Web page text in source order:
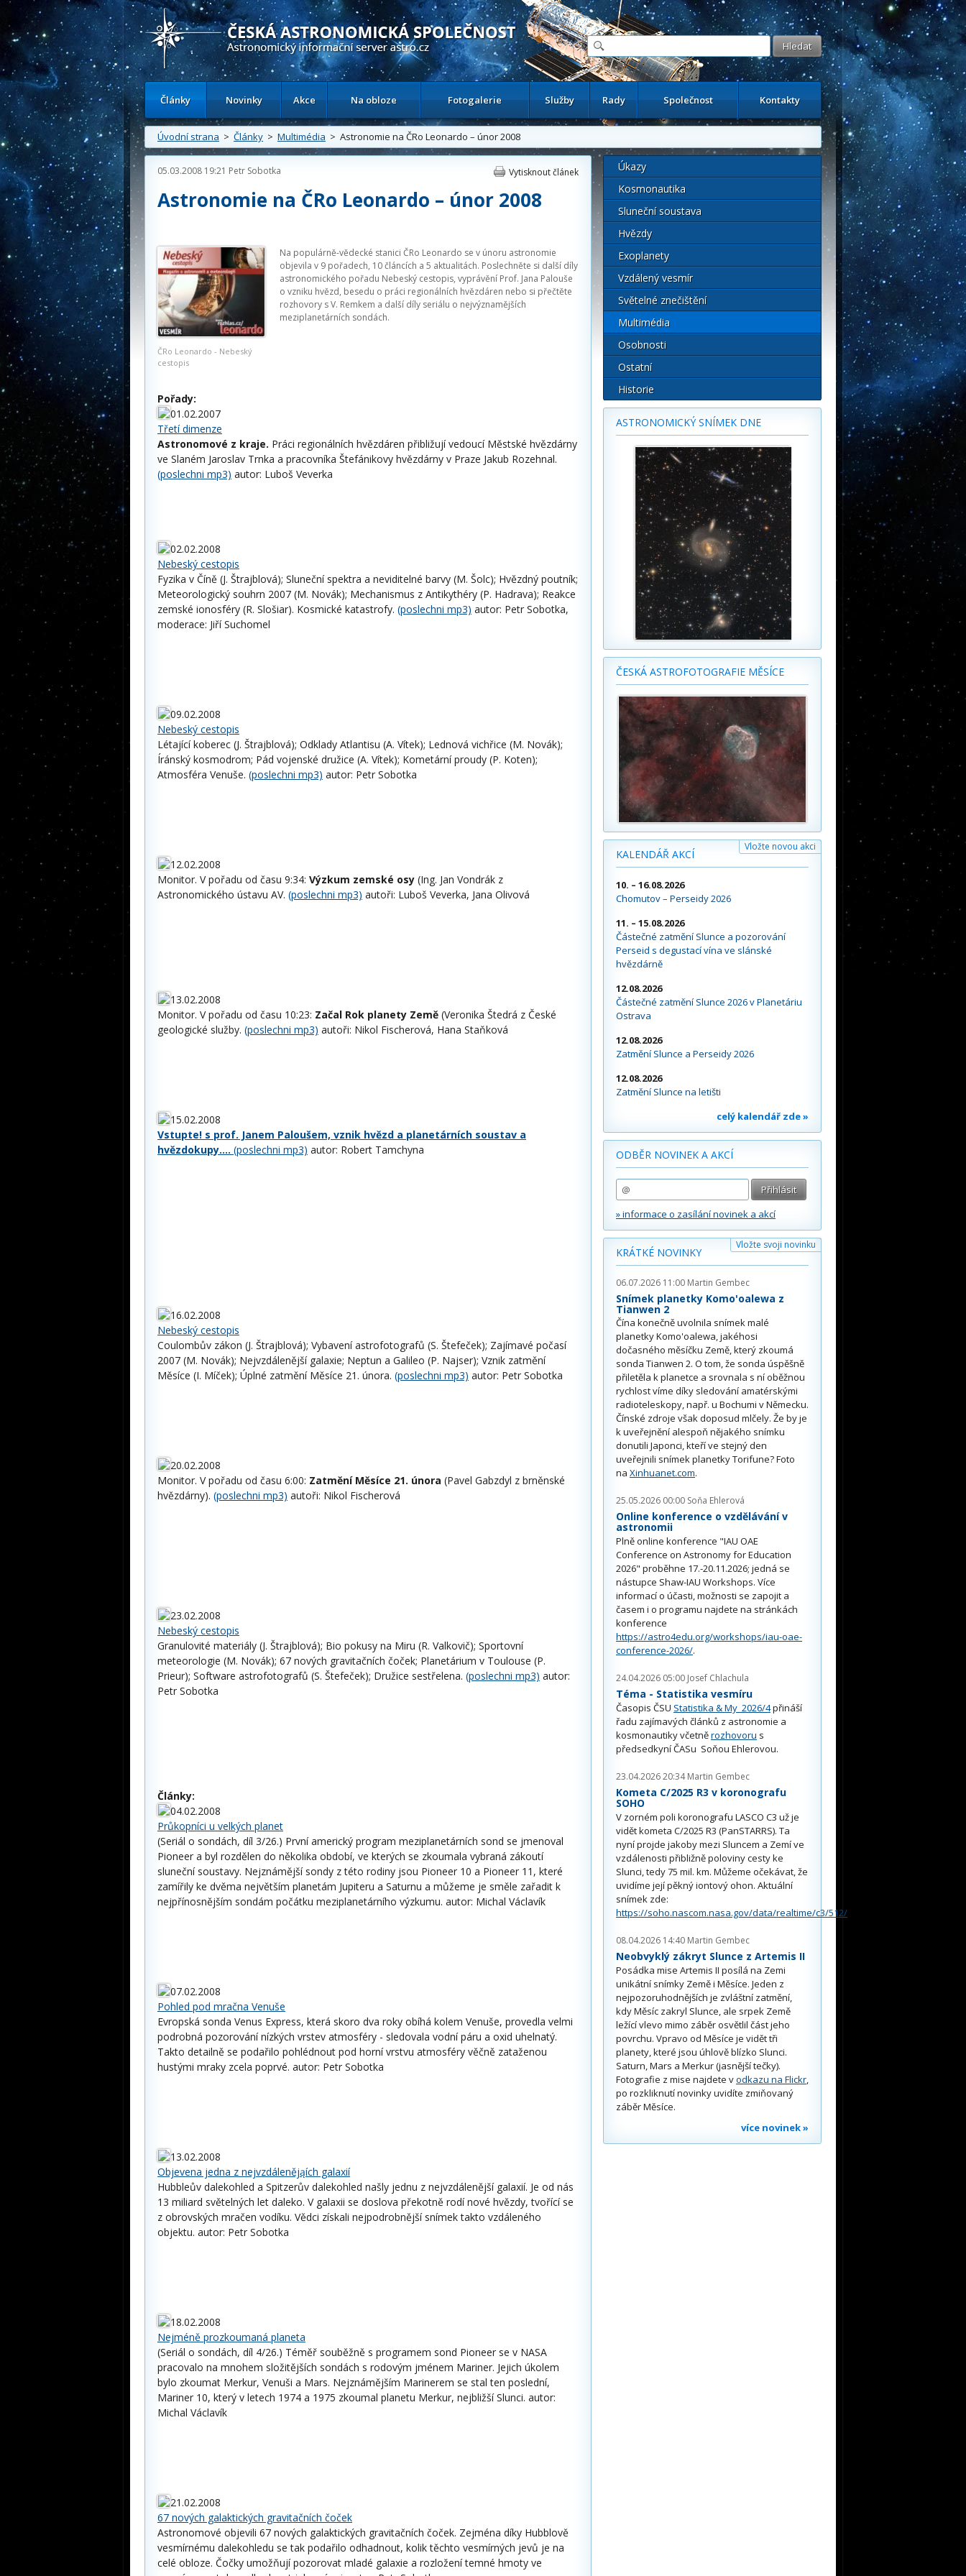
Česká astronomická společnost - Informační astronomický server
Články Novinky Akce Na obloze Fotogalerie Služby Rady Společnost Kontakty
Úvodní strana > Články > Multimédia > Astronomie na ČRo Leonardo – únor 2008
05.03.2008 19:21 Petr Sobotka Vytisknout článek
Astronomie na ČRo Leonardo – únor 2008
ČRo Leonardo - Nebeský
cestopis
Na populárně-vědecké stanici ČRo Leonardo se v únoru astronomie
objevila v 9 pořadech, 10 článcích a 5 aktualitách. Poslechněte si další díly
astronomického pořadu Nebeský cestopis, vyprávění Prof. Jana Palouše
o vzniku hvězd, besedu o práci regionálních hvězdáren nebo si přečtěte
rozhovory s V. Remkem a další díly seriálu o nejvýznamějších
meziplanetárních sondách.
Pořady:
01.02.2007
Třetí dimenze
Astronomové z kraje. Práci regionálních hvězdáren přibližují vedoucí Městské hvězdárny
ve Slaném Jaroslav Trnka a pracovníka Štefánikovy hvězdárny v Praze Jakub Rozehnal.
(poslechni mp3) autor: Luboš Veverka
02.02.2008
Nebeský cestopis
Fyzika v Číně (J. Štrajblová); Sluneční spektra a neviditelné barvy (M. Šolc); Hvězdný poutník;
Meteorologický souhrn 2007 (M. Novák); Mechanismus z Antikythéry (P. Hadrava); Reakce
zemské ionosféry (R. Slošiar). Kosmické katastrofy. (poslechni mp3) autor: Petr Sobotka,
moderace: Jiří Suchomel
09.02.2008
Nebeský cestopis
Létající koberec (J. Štrajblová); Odklady Atlantisu (A. Vítek); Lednová vichřice (M. Novák);
Íránský kosmodrom; Pád vojenské družice (A. Vítek); Kometární proudy (P. Koten);
Atmosféra Venuše. (poslechni mp3) autor: Petr Sobotka
12.02.2008
Monitor. V pořadu od času 9:34: Výzkum zemské osy (Ing. Jan Vondrák z
Astronomického ústavu AV. (poslechni mp3) autoři: Luboš Veverka, Jana Olivová
13.02.2008
Monitor. V pořadu od času 10:23: Začal Rok planety Země (Veronika Štedrá z České
geologické služby. (poslechni mp3) autoři: Nikol Fischerová, Hana Staňková
15.02.2008
Vstupte! s prof. Janem Paloušem, vznik hvězd a planetárních soustav a
hvězdokupy.... (poslechni mp3) autor: Robert Tamchyna
16.02.2008
Nebeský cestopis
Coulombův zákon (J. Štrajblová); Vybavení astrofotografů (S. Štefeček); Zajímavé počasí
2007 (M. Novák); Nejvzdálenější galaxie; Neptun a Galileo (P. Najser); Vznik zatmění
Měsíce (I. Míček); Úplné zatmění Měsíce 21. února. (poslechni mp3) autor: Petr Sobotka
20.02.2008
Monitor. V pořadu od času 6:00: Zatmění Měsíce 21. února (Pavel Gabzdyl z brněnské
hvězdárny). (poslechni mp3) autoři: Nikol Fischerová
23.02.2008
Nebeský cestopis
Granulovité materiály (J. Štrajblová); Bio pokusy na Miru (R. Valkovič); Sportovní
meteorologie (M. Novák); 67 nových gravitačních čoček; Planetárium v Toulouse (P.
Prieur); Software astrofotografů (S. Štefeček); Družice sestřelena. (poslechni mp3) autor:
Petr Sobotka
Články:
04.02.2008
Průkopníci u velkých planet
(Seriál o sondách, díl 3/26.) První americký program meziplanetárních sond se jmenoval
Pioneer a byl rozdělen do několika období, ve kterých se zkoumala vybraná zákoutí
sluneční soustavy. Nejznámější sondy z této rodiny jsou Pioneer 10 a Pioneer 11, které
zamířily ke dvěma největším planetám Jupiteru a Saturnu a můžeme je směle zařadit k
nejpřínosnějším sondám počátku meziplanetárního výzkumu. autor: Michal Václavík
07.02.2008
Pohled pod mračna Venuše
Evropská sonda Venus Express, která skoro dva roky obíhá kolem Venuše, provedla velmi
podrobná pozorování nízkých vrstev atmosféry - sledovala vodní páru a oxid uhelnatý.
Takto detailně se podařilo pohlédnout pod horní vrstvu atmosféry věčně zataženou
hustými mraky zcela poprvé. autor: Petr Sobotka
13.02.2008
Objevena jedna z nejvzdálenějąích galaxií
Hubbleův dalekohled a Spitzerův dalekohled našly jednu z nejvzdálenější galaxií. Je od nás
13 miliard světelných let daleko. V galaxii se doslova překotně rodí nové hvězdy, tvořící se
z obrovských mračen vodíku. Vědci získali nejpodrobnější snímek takto vzdáleného
objektu. autor: Petr Sobotka
18.02.2008
Nejméně prozkoumaná planeta
(Seriál o sondách, díl 4/26.) Téměř souběžně s programem sond Pioneer se v NASA
pracovalo na mnohem složitějších sondách s rodovým jménem Mariner. Jejich úkolem
bylo zkoumat Merkur, Venuši a Mars. Nejznámějším Marinerem se stal ten poslední,
Mariner 10, který v letech 1974 a 1975 zkoumal planetu Merkur, nejbližší Slunci. autor:
Michal Václavík
21.02.2008
67 nových galaktických gravitačních čoček
Astronomové objevili 67 nových galaktických gravitačních čoček. Zejména díky Hubblově
vesmírnému dalekohledu se tak podařilo odhadnout, kolik těchto vesmírných jevů je na
celé obloze. Čočky umožňují pozorovat mladé galaxie a rozložení temné hmoty ve
Úkazy
Kosmonautika
Sluneční soustava
Hvězdy
Exoplanety
Vzdálený vesmír
Světelné znečištění
Multimédia
Osobnosti
Ostatní
Historie
ASTRONOMICKÝ SNÍMEK DNE
ČESKÁ ASTROFOTOGRAFIE MĚSÍCE
KALENDÁŘ AKCÍ
Vložte novou akci
10. – 16.08.2026
Chomutov – Perseidy 2026
11. – 15.08.2026
Částečné zatmění Slunce a pozorování
Perseid s degustací vína ve slánské
hvězdárně
12.08.2026
Částečné zatmění Slunce 2026 v Planetáriu
Ostrava
12.08.2026
Zatmění Slunce a Perseidy 2026
12.08.2026
Zatmění Slunce na letišti
celý kalendář zde »
ODBĚR NOVINEK A AKCÍ
» informace o zasílání novinek a akcí
Vložte svoji novinku
KRÁTKÉ NOVINKY
06.07.2026 11:00 Martin Gembec
Snímek planetky Komo'oalewa z
Tianwen 2
Čína konečně uvolnila snímek malé
planetky Komo'oalewa, jakéhosi
dočasného měsíčku Země, který zkoumá
sonda Tianwen 2. O tom, že sonda úspěšně
přiletěla k planetce a srovnala s ní oběžnou
rychlost víme díky sledování amatérskými
radioteleskopy, např. u Bochumi v Německu.
Čínské zdroje však doposud mlčely. Že by je
k uveřejnění alespoň nějakého snímku
donutili Japonci, kteří ve stejný den
uveřejnili snímek planetky Torifune? Foto
na Xinhuanet.com.
25.05.2026 00:00 Soňa Ehlerová
Online konference o vzdělávání v
astronomii
Plně online konference "IAU OAE
Conference on Astronomy for Education
2026" proběhne 17.-20.11.2026; jedná se
nástupce Shaw-IAU Workshops. Více
informací o účasti, možnosti se zapojit a
časem i o programu najdete na stránkách
konference
https://astro4edu.org/workshops/iau-oae-
conference-2026/.
24.04.2026 05:00 Josef Chlachula
Téma - Statistika vesmíru
Časopis ČSU Statistika & My 2026/4přináší
řadu zajímavých článků z astronomie a
kosmonautiky včetněrozhovoru s
předsedkyní ČASu Soňou Ehlerovou.
23.04.2026 20:34 Martin Gembec
Kometa C/2025 R3 v koronografu
SOHO
V zorném poli koronografu LASCO C3 už je
vidět kometa C/2025 R3 (PanSTARRS). Ta
nyní projde jakoby mezi Sluncem a Zemí ve
vzdálenosti přibližně poloviny cesty ke
Slunci, tedy 75 mil. km. Můžeme očekávat, že
uvidíme její pěkný iontový ohon. Aktuální
snímek zde:
https://soho.nascom.nasa.gov/data/realtime/c3/512/
08.04.2026 14:40 Martin Gembec
Neobvyklý zákryt Slunce z Artemis II
Posádka mise Artemis II posílá na Zemi
unikátní snímky Země i Měsíce. Jeden z
nejpozoruhodnějších je zvláštní zatmění,
kdy Měsíc zakryl Slunce, ale srpek Země
ležící vlevo mimo záběr osvětlil část jeho
povrchu. Vpravo od Měsíce je vidět tři
planety, které jsou úhlově blízko Slunci.
Saturn, Mars a Merkur (jasnější tečky).
Fotografie z mise najdete vodkazu na Flickr,
po rozkliknutí novinky uvidíte zmiňovaný
záběr Měsíce.
více novinek »